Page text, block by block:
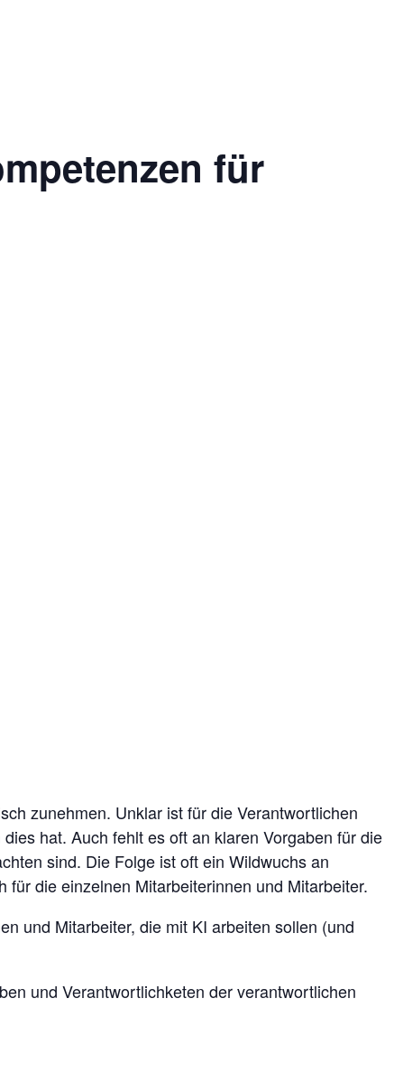
für
zunehmen. Unklar ist für die Verantwortlichen
hat. Auch fehlt es oft an klaren Vorgaben für die
sind. Die Folge ist oft ein Wildwuchs an
die einzelnen Mitarbeiterinnen und Mitarbeiter.
und Mitarbeiter, die mit KI arbeiten sollen (und
und Verantwortlichketen der verantwortlichen